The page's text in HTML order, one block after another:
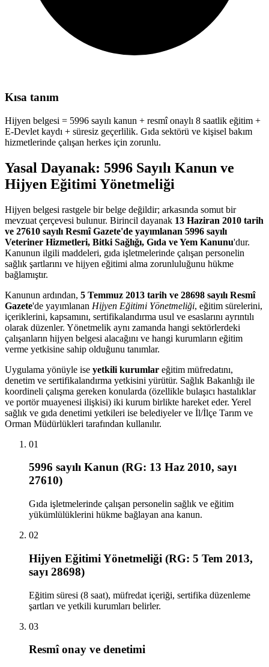
Kısa tanım
Hijyen belgesi = 5996 sayılı kanun + resmî onaylı 8 saatlik eğitim +
E-Devlet kaydı + süresiz geçerlilik. Gıda sektörü ve kişisel bakım
hizmetlerinde çalışan herkes için zorunlu.
Yasal Dayanak: 5996 Sayılı Kanun ve
Hijyen Eğitimi Yönetmeliği
Hijyen belgesi rastgele bir belge değildir; arkasında somut bir
mevzuat çerçevesi bulunur. Birincil dayanak 13 Haziran 2010 tarih
ve 27610 sayılı Resmî Gazete'de yayımlanan 5996 sayılı
Veteriner Hizmetleri, Bitki Sağlığı, Gıda ve Yem Kanunu'dur.
Kanunun ilgili maddeleri, gıda işletmelerinde çalışan personelin
sağlık şartlarını ve hijyen eğitimi alma zorunluluğunu hükme
bağlamıştır.
Kanunun ardından, 5 Temmuz 2013 tarih ve 28698 sayılı Resmî
Gazete'de yayımlanan Hijyen Eğitimi Yönetmeliği, eğitim sürelerini,
içeriklerini, kapsamını, sertifikalandırma usul ve esaslarını ayrıntılı
olarak düzenler. Yönetmelik aynı zamanda hangi sektörlerdeki
çalışanların hijyen belgesi alacağını ve hangi kurumların eğitim
verme yetkisine sahip olduğunu tanımlar.
Uygulama yönüyle ise yetkili kurumlar eğitim müfredatını,
denetim ve sertifikalandırma yetkisini yürütür. Sağlık Bakanlığı ile
koordineli çalışma gereken konularda (özellikle bulaşıcı hastalıklar
ve portör muayenesi ilişkisi) iki kurum birlikte hareket eder. Yerel
sağlık ve gıda denetimi yetkileri ise belediyeler ve İl/İlçe Tarım ve
Orman Müdürlükleri tarafından kullanılır.
01
5996 sayılı Kanun (RG: 13 Haz 2010, sayı
27610)
Gıda işletmelerinde çalışan personelin sağlık ve eğitim
yükümlülüklerini hükme bağlayan ana kanun.
02
Hijyen Eğitimi Yönetmeliği (RG: 5 Tem 2013,
sayı 28698)
Eğitim süresi (8 saat), müfredat içeriği, sertifika düzenleme
şartları ve yetkili kurumları belirler.
03
Resmî onay ve denetimi